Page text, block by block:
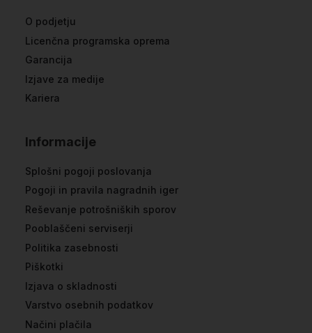
O podjetju
Licenčna programska oprema
Garancija
Izjave za medije
Kariera
Informacije
Splošni pogoji poslovanja
Pogoji in pravila nagradnih iger
Reševanje potrošniških sporov
Pooblaščeni serviserji
Politika zasebnosti
Piškotki
Izjava o skladnosti
Varstvo osebnih podatkov
Načini plačila